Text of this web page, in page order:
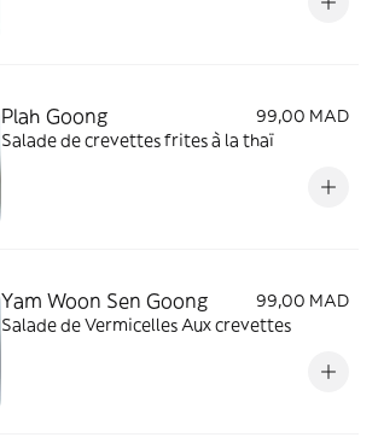
Plah Goong
99,00 MAD
Salade de crevettes frites à la thaï
Yam Woon Sen Goong
99,00 MAD
Salade de Vermicelles Aux crevettes